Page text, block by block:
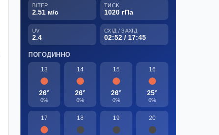
ВІТЕР
2.51 м/с
ТИСК
1020 гПа
UV
2.4
СХІД / ЗАХІД
02:52 / 17:45
ПОГОДИННО
13
26°
0%
14
26°
0%
15
26°
0%
16
25°
0%
17 18 19 20